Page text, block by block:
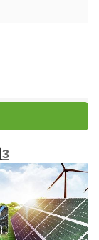
3